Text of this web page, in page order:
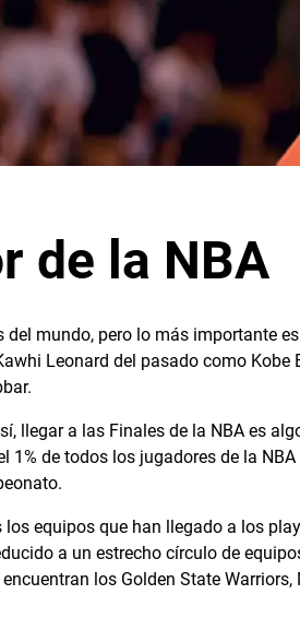
de la NBA
mundo, pero lo más importante
Leonard del pasado como Kobe
llegar a las Finales de la NBA es
de todos los jugadores de la
equipos que han llegado a los
a un estrecho círculo de
los Golden State